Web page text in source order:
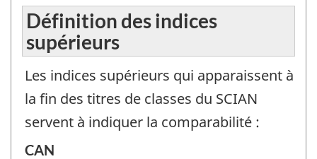
Définition des indices
supérieurs
Les indices supérieurs qui apparaissent à
la fin des titres de classes du SCIAN
servent à indiquer la comparabilité :
CAN